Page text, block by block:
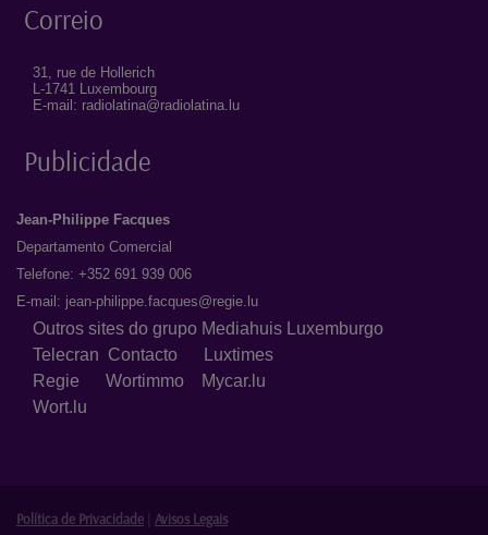
Correio
31, rue de Hollerich
L-1741 Luxembourg
E-mail: radiolatina@radiolatina.lu
Publicidade
Jean-Philippe Facques
Departamento Comercial
Telefone: +352 691 939 006
E-mail: jean-philippe.facques@regie.lu
Outros sites do grupo Mediahuis Luxemburgo
Telecran Contacto
Luxtimes
Regie Wortimmo
Mycar.lu
Wort.lu
Política de Privacidade Avisos Legais